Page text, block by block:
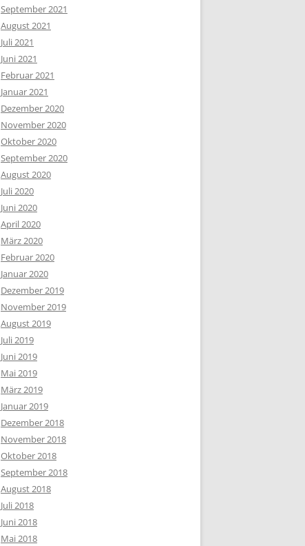
September 2021
August 2021
Juli 2021
Juni 2021
Februar 2021
Januar 2021
Dezember 2020
November 2020
Oktober 2020
September 2020
August 2020
Juli 2020
Juni 2020
April 2020
März 2020
Februar 2020
Januar 2020
Dezember 2019
November 2019
August 2019
Juli 2019
Juni 2019
Mai 2019
März 2019
Januar 2019
Dezember 2018
November 2018
Oktober 2018
September 2018
August 2018
Juli 2018
Juni 2018
Mai 2018